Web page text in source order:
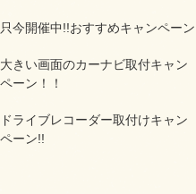
只今開催中!!おすすめキャンペーン
大きい画面のカーナビ取付キャン
ペーン！！
ドライブレコーダー取付けキャン
ペーン!!